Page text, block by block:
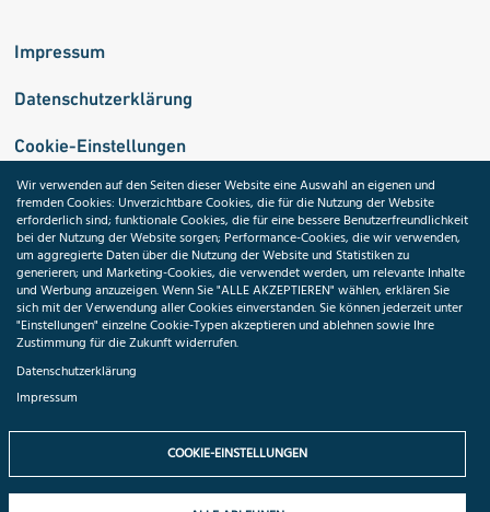
Impressum
Datenschutzerklärung
Cookie-Einstellungen
Medizininformatik-Initiative
ToolPool Gesundheitsforschung
Folgen Sie uns:
Wir verwenden auf den Seiten dieser Website eine Auswahl an eigenen und
fremden Cookies: Unverzichtbare Cookies, die für die Nutzung der Website
erforderlich sind; funktionale Cookies, die für eine bessere Benutzerfreundlichkeit
bei der Nutzung der Website sorgen; Performance-Cookies, die wir verwenden,
um aggregierte Daten über die Nutzung der Website und Statistiken zu
generieren; und Marketing-Cookies, die verwendet werden, um relevante Inhalte
und Werbung anzuzeigen. Wenn Sie "ALLE AKZEPTIEREN" wählen, erklären Sie
sich mit der Verwendung aller Cookies einverstanden. Sie können jederzeit unter
"Einstellungen" einzelne Cookie-Typen akzeptieren und ablehnen sowie Ihre
Zustimmung für die Zukunft widerrufen.
Datenschutzerklärung
Impressum
COOKIE-EINSTELLUNGEN